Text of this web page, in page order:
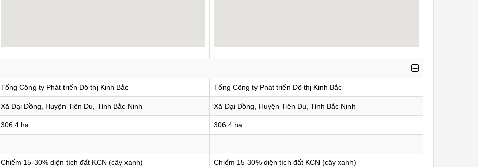
Tổng Công ty Phát triển Đô thị Kinh Bắc Tổng Công ty Phát triển Đô thị Kinh Bắc
Xã Đại Đồng, Huyện Tiên Du, Tỉnh Bắc Ninh Xã Đại Đồng, Huyện Tiên Du, Tỉnh Bắc Ninh
306.4 ha 306.4 ha
Chiếm 15-30% diện tích đất KCN (cây xanh) Chiếm 15-30% diện tích đất KCN (cây xanh)